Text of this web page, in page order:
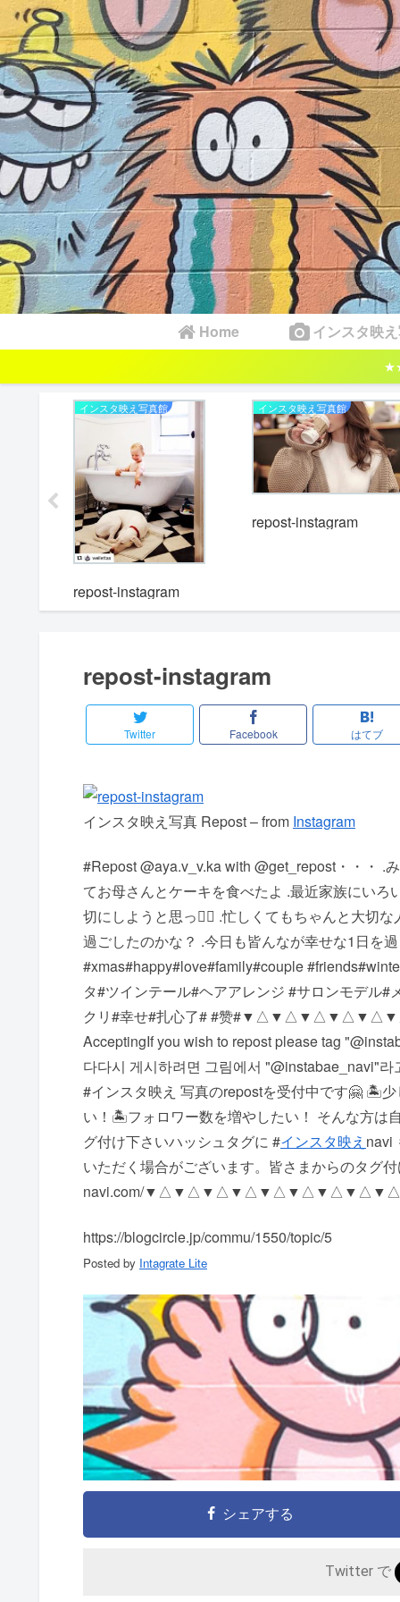
Home インスタ映
インスタ映え写真館
repost-instagram
インスタ映え写真館
repost-instagram
repost-instagram
Twitter Facebook はてブ
インスタ映え写真 Repost – from Instagram
#Repost @aya.v_v.ka with @get_repost・・・️ .
てお母さんとケーキを食べたよ️ .最近家族にい
切にしようと思った🏻 .忙しくてもちゃんと大切
過ごしたのかな？ .今日も皆んなが幸せな1日を
#xmas#happy#love#family#couple
タ#ツインテール#ヘアアレンジ #サロンモデル
クリ#幸せ#扎心了# #赞#
Accepting If you wish to repost please tag
다 다시 게시하려면 그림에서
#インスタ映え 写真のrepostを受付中です🤗 🏝
い！ 🏝フォロワー数を増やしたい！ そんな方は
グ付け下さい️ ハッシュタグに #インスタ映え navi
いただく場合がございます。 皆さまからのタグ
navi.com/
https://blogcircle.jp/commu/1550/topic/5
Posted by Intagrate Lite
シェアする
Twitter で